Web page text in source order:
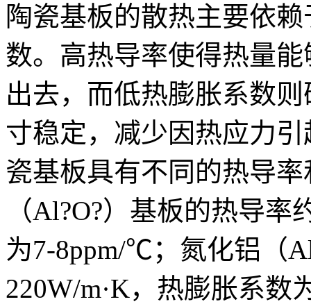
陶瓷基板的散热主要依
数。高热导率使得热量
出去，而低热膨胀系数
寸稳定，减少因热应力
瓷基板具有不同的热导
（Al?O?）基板的热导
为7-8ppm/℃；氮化铝（
220W/m·K，热膨胀系数